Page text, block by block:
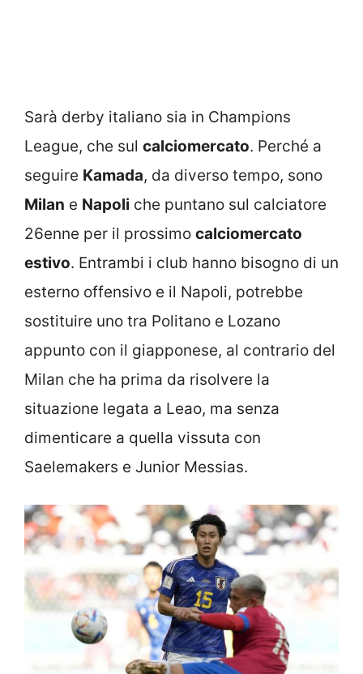
Sarà derby italiano sia in Champions
League, che sul calciomercato. Perché a
seguire Kamada, da diverso tempo, sono
Milan e Napoli che puntano sul calciatore
26enne per il prossimo calciomercato
estivo. Entrambi i club hanno bisogno di un
esterno offensivo e il Napoli, potrebbe
sostituire uno tra Politano e Lozano
appunto con il giapponese, al contrario del
Milan che ha prima da risolvere la
situazione legata a Leao, ma senza
dimenticare a quella vissuta con
Saelemakers e Junior Messias.